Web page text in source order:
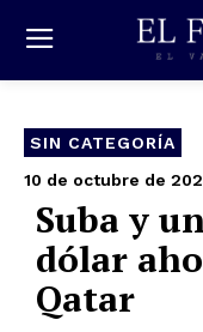
SIN CATEGORÍA
10 de octubre de
Suba y
dólar
Qatar